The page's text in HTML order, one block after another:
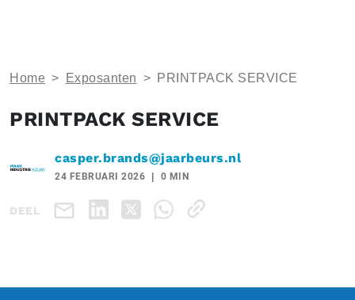
Home > Exposanten > PRINTPACK SERVICE
PRINTPACK SERVICE
casper.brands@jaarbeurs.nl
24 FEBRUARI 2026 0 MIN
DEEL